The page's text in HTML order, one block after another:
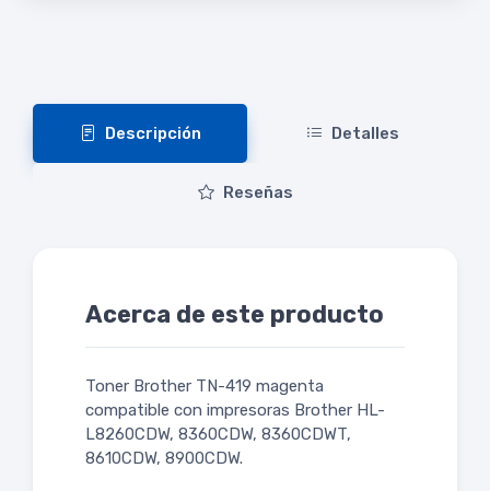
Descripción Detalles
Reseñas
Acerca de este producto
Toner Brother TN-419 magenta
compatible con impresoras Brother HL-
L8260CDW, 8360CDW, 8360CDWT,
8610CDW, 8900CDW.